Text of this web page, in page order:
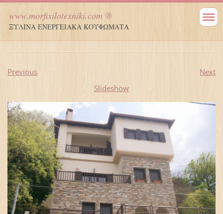
www.morfixilotexniki.com ®
ΞΥΛΙΝΑ ΕΝΕΡΓΕΙΑΚΑ ΚΟΥΦΩΜΑΤΑ
Previous
Next
Slideshow